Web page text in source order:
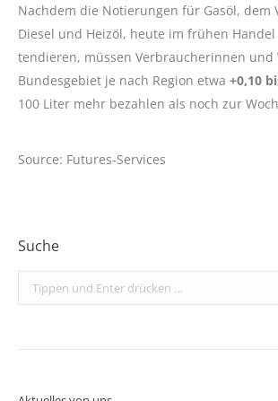
Nachdem die Notierungen für Gasöl, dem
Diesel und Heizöl, heute im frühen
tendieren, müssen Verbraucherinnen und
Bundesgebiet je nach Region etwa +0,10
100 Liter mehr bezahlen als noch zur
Source: Futures-Services
Suche
Search: